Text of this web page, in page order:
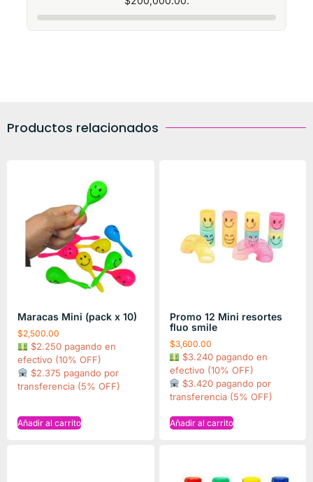
Productos relacionados
Maracas Mini (pack x 10)
$2,500.00
$2.250 pagando en
efectivo (10% OFF)
$2.375 pagando por
transferencia (5% OFF)
Añadir al carrito
Promo 12 Mini resortes
fluo smile
$3,600.00
$3.240 pagando en
efectivo (10% OFF)
$3.420 pagando por
transferencia (5% OFF)
Añadir al carrito